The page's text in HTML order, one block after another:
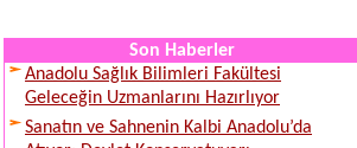
Son Haberler
Anadolu Sağlık Bilimleri Fakültesi
Geleceğin Uzmanlarını Hazırlıyor
Sanatın ve Sahnenin Kalbi Anadolu’da